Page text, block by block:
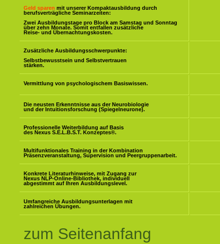
Geld sparen mit unserer Kompaktausbildung durch
berufsverträgliche Seminarzeiten:
Zwei Ausbildungstage pro Block am Samstag und Sonntag
über zehn Monate. Somit entfallen zusätzliche
Reise- und Übernachtungskosten.
Zusätzliche Ausbildungsschwerpunkte:
Selbstbewusstsein und Selbstvertrauen
stärken.
Vermittlung von psychologischem Basiswissen.
Die neusten Erkenntnisse aus der Neurobiologie
und der Intuitionsforschung (Spiegelneurone).
Professionelle Weiterbildung auf Basis
des Nexus S.E.L.B.S.T. Konzeptes®.
Multifunktionales Training in der Kombination
Präsenzveranstaltung, Supervision und Peergruppenarbeit.
Konkrete Literaturhinweise, mit Zugang zur
Nexus NLP-Online-Bibliothek, individuell
abgestimmt auf Ihren Ausbildungslevel.
Umfangreiche Ausbildungsunterlagen mit
zahlreichen Übungen.
zum Seitenanfang